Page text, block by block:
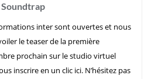
inter sont ouvertes et nous
le teaser de la première
prochain sur le studio virtuel
inscrire en un clic ici. N’hésitez pas